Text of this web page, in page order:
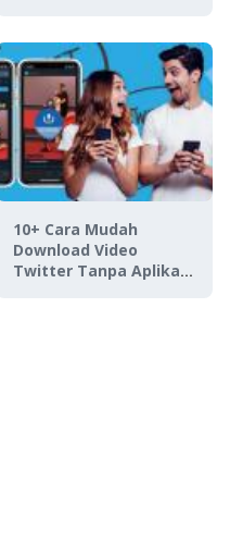
10+ Cara Mudah
Download Video
Twitter Tanpa Aplikasi